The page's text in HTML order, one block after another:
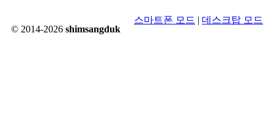
© 2014-2026 shimsangduk
스마트폰 모드 | 데스크탑 모드